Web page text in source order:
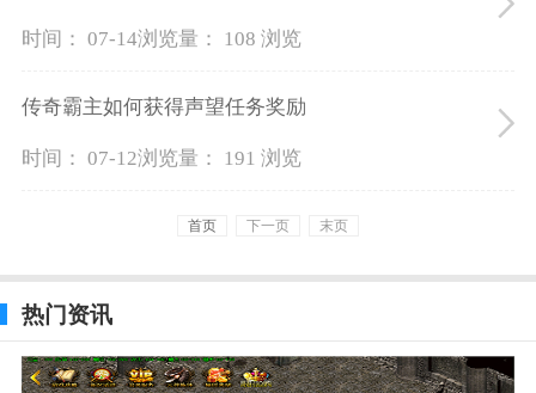
时间： 07-14浏览量： 108 浏览
传奇霸主如何获得声望任务奖励
时间： 07-12浏览量： 191 浏览
首页 下一页 末页
热门资讯